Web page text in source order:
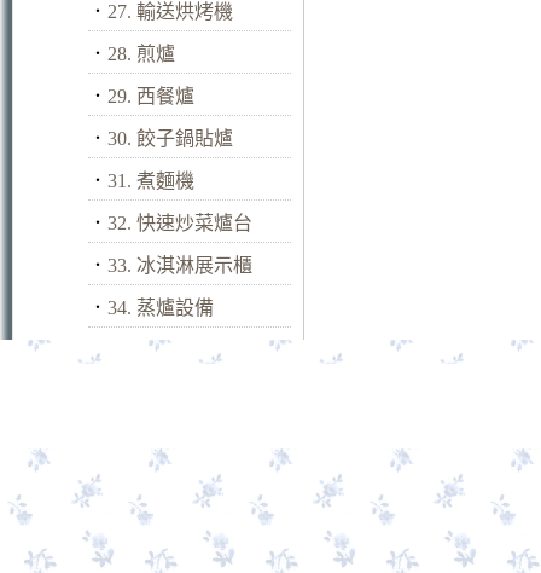
． 27. 輸送烘烤機
． 28. 煎爐
． 29. 西餐爐
． 30. 餃子鍋貼爐
． 31. 煮麵機
． 32. 快速炒菜爐台
． 33. 冰淇淋展示櫃
． 34. 蒸爐設備